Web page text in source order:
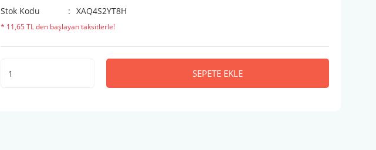
Stok Kodu
XAQ4S2YT8H
* 11,65 TL den başlayan taksitlerle!
SEPETE EKLE